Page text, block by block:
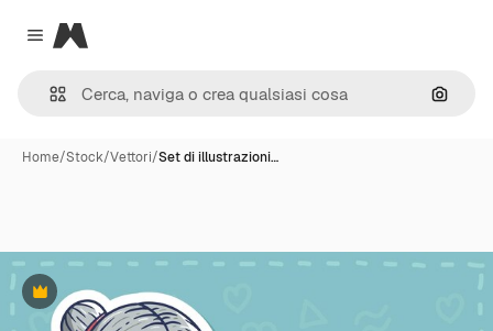
Close menu
Magnific
Cerca
Home/Stock/Vettori/Set di illustrazioni…
Premium